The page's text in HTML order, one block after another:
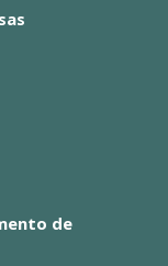
de